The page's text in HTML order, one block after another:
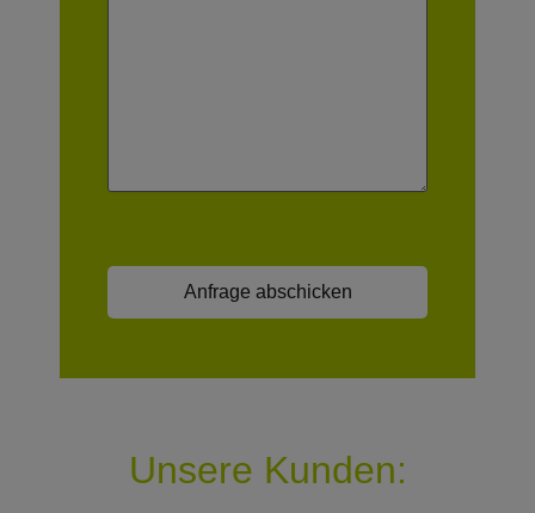
Feld
Unsere Kunden: